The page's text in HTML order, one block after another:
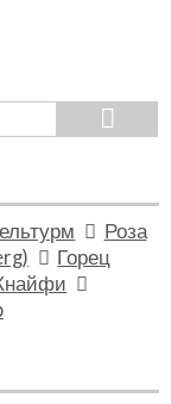
Роза
Горец